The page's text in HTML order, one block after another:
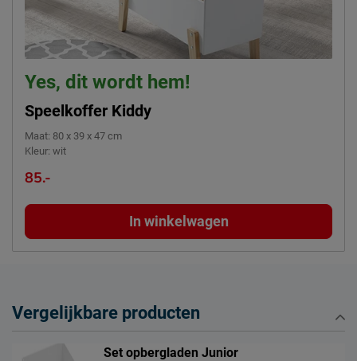
Yes, dit wordt hem!
Speelkoffer Kiddy
Maat: 80 x 39 x 47 cm
Kleur: wit
85.-
In winkelwagen
Vergelijkbare producten
Set opbergladen Junior